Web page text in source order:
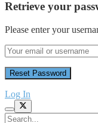
Retrieve your
Please enter your
Log In